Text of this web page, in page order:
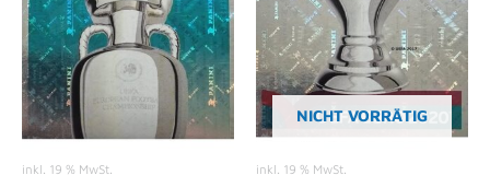
inkl. 19 % MwSt.
NICHT VORRÄTIG
inkl. 19 % MwSt.